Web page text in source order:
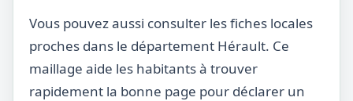
Vous pouvez aussi consulter les fiches locales
proches dans le département Hérault. Ce
maillage aide les habitants à trouver
rapidement la bonne page pour déclarer un